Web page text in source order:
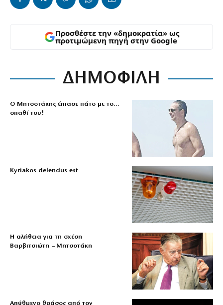
Προσθέστε την «δημοκρατία» ως
προτιμώμενη πηγή στην Google
ΔΗΜΟΦΙΛΗ
Ο Μητσοτάκης έπιασε πάτο με το…
σπαθί του!
Kyriakos delendus est
Η αλήθεια για τη σχέση
Βαρβιτσιώτη – Μητσοτάκη
Απύθμενο θράσος από τον